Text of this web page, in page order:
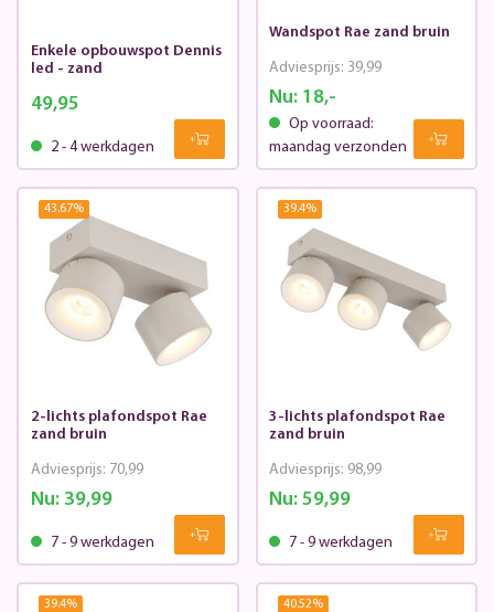
Enkele opbouwspot Dennis
led - zand
49,95
2 - 4 werkdagen
Wandspot Rae zand bruin
Nu: 18,-
Adviesprijs: 39,99
Op voorraad:
maandag verzonden
43.67%
2-lichts plafondspot Rae
zand bruin
Nu:39,99
Adviesprijs: 70,99
7 - 9 werkdagen
39.4%
3-lichts plafondspot Rae
zand bruin
Nu: 59,99
Adviesprijs: 98,99
7 - 9 werkdagen
39.4% 40.52%